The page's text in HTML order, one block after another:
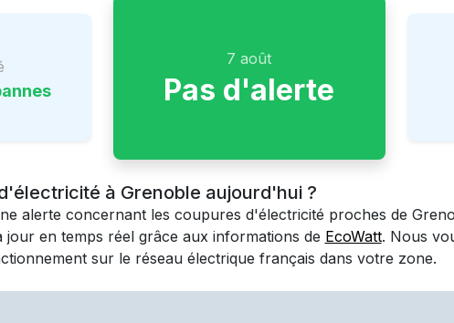
7 août
Pas d'alerte
à Grenoble aujourd'hui ?
alerte concernant les coupures d'électricité proches de
jour en temps réel grâce aux informations de EcoWatt. Nous
sur le réseau électrique français dans votre zone.